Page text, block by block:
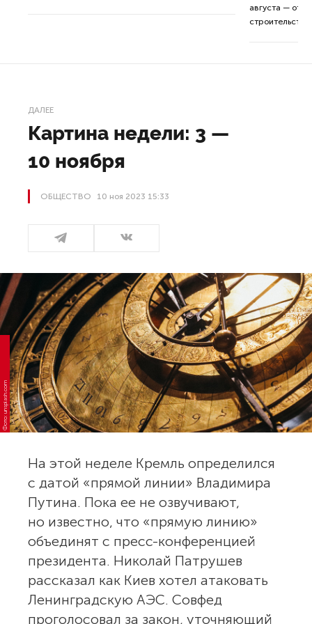
августа — от
ДАЛЕЕ
Картина недели: 3 —
10 ноября
ОБЩЕСТВО 10 ноя 2023 15:33
Фото: unsplash.com
На этой неделе Кремль определился
с датой «прямой линии» Владимира
Путина. Пока ее не озвучивают,
но известно, что «прямую линию»
объединят с пресс-конференцией
президента. Николай Патрушев
рассказал как Киев хотел атаковать
Ленинградскую АЭС. Совфед
проголосовал за закон, уточняющий